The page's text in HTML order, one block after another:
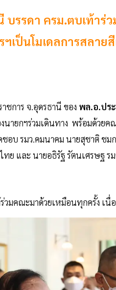
รรดา ครม.ตบเท้าร่
เป็นโมเดลการสลายสี
ชการ จ.อุดรธานี ของ พล.อ.ปร
งนายกฯร่วมเดินทาง พร้อมด้ว
บ รมว.คมนาคม นายสุชาติ ชมก
ย และ นายอธิรัฐ รัตนเศรษฐ
คณะมาด้วยเหมือนทุกครั้ง เนื่